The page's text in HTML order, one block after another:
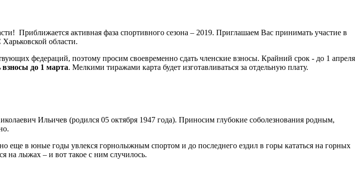
Приближается активная фаза спортивного сезона – 2019. Приглашаем Вас принимать участие в
области.
федераций, поэтому просим своевременно сдать членские взносы. Крайний срок - до 1 апреля
взносы до 1 марта. Мелкими тиражами карта будет изготавливаться за отдельную плату.
Ильичев (родился 05 октября 1947 года). Приносим глубокие соболезнования родным,
в юные годы увлекся горнолыжным спортом и до последнего ездил в горы кататься на горных
на лыжах – и вот такое с ним случилось.